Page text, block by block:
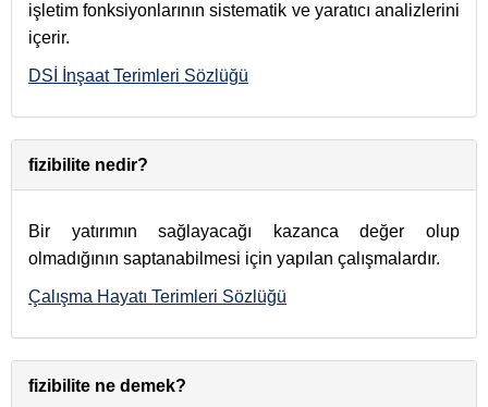
işletim fonksiyonlarının sistematik ve yaratıcı analizlerini
içerir.
DSİ İnşaat Terimleri Sözlüğü
fizibilite nedir?
Bir yatırımın sağlayacağı kazanca değer olup
olmadığının saptanabilmesi için yapılan çalışmalardır.
Çalışma Hayatı Terimleri Sözlüğü
fizibilite ne demek?